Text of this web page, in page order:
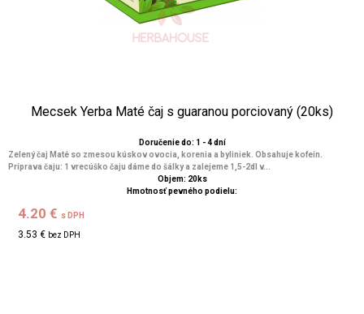
Mecsek Yerba Maté čaj s guaranou porciovaný (20ks)
Doručenie do: 1 - 4 dní
Zelený čaj Maté so zmesou kúskov ovocia, korenia a byliniek. Obsahuje kofeín.
Príprava čaju: 1 vrecúško čaju dáme do šálky a zalejeme 1,5-2dl v...
Objem: 20ks
Hmotnosť pevného podielu:
4.20 € s DPH
3.53 € bez DPH